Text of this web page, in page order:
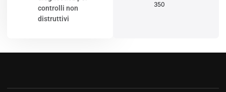
controlli non
distruttivi
350